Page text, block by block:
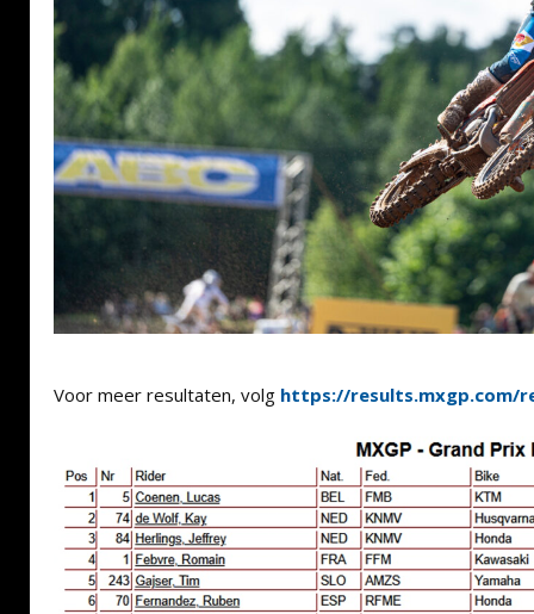
Voor meer resultaten, volg https://results.mxgp.com/